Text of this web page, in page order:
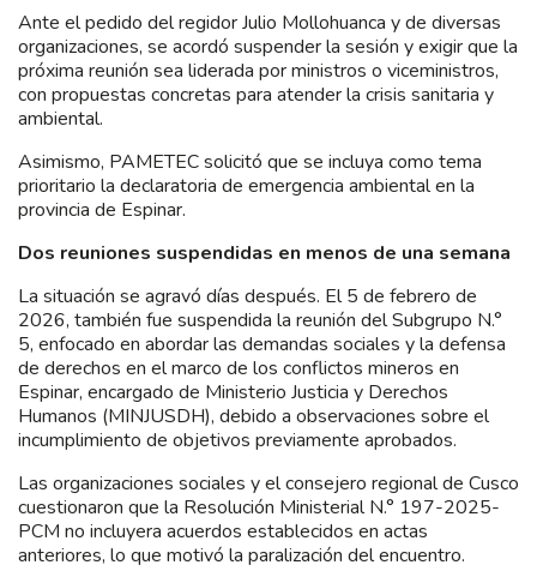
Ante el pedido del regidor Julio Mollohuanca y de diversas
organizaciones, se acordó suspender la sesión y exigir que la
próxima reunión sea liderada por ministros o viceministros,
con propuestas concretas para atender la crisis sanitaria y
ambiental.
Asimismo, PAMETEC solicitó que se incluya como tema
prioritario la declaratoria de emergencia ambiental en la
provincia de Espinar.
Dos reuniones suspendidas en menos de una semana
La situación se agravó días después. El 5 de febrero de
2026, también fue suspendida la reunión del Subgrupo N.°
5, enfocado en abordar las demandas sociales y la defensa
de derechos en el marco de los conflictos mineros en
Espinar, encargado de Ministerio Justicia y Derechos
Humanos (MINJUSDH), debido a observaciones sobre el
incumplimiento de objetivos previamente aprobados.
Las organizaciones sociales y el consejero regional de Cusco
cuestionaron que la Resolución Ministerial N.° 197-2025-
PCM no incluyera acuerdos establecidos en actas
anteriores, lo que motivó la paralización del encuentro.